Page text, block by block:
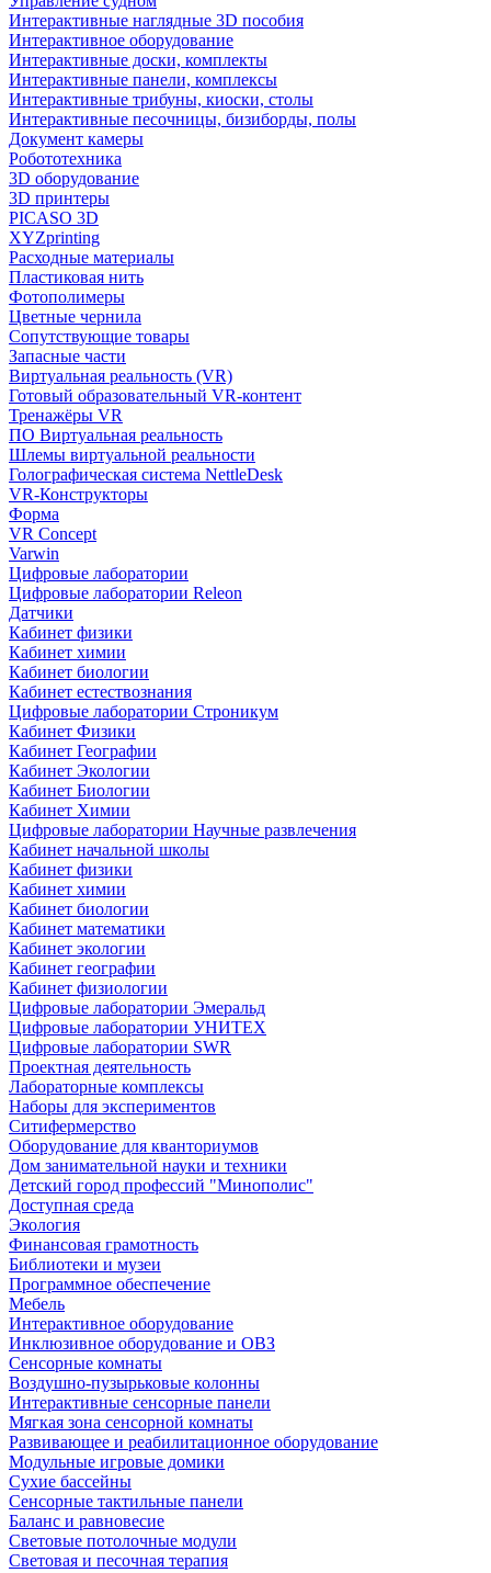
Интерактивные наглядные 3D пособия
Интерактивное оборудование
Интерактивные доски, комплекты
Интерактивные панели, комплексы
Интерактивные трибуны, киоски, столы
Интерактивные песочницы, бизиборды, полы
Документ камеры
Робототехника
3D оборудование
3D принтеры
PICASO 3D
XYZprinting
Расходные материалы
Пластиковая нить
Фотополимеры
Цветные чернила
Сопутствующие товары
Запасные части
Виртуальная реальность (VR)
Готовый образовательный VR-контент
Тренажёры VR
ПО Виртуальная реальность
Шлемы виртуальной реальности
Голографическая система NettleDesk
VR-Конструкторы
Форма
VR Concept
Varwin
Цифровые лаборатории
Цифровые лаборатории Releon
Датчики
Кабинет физики
Кабинет химии
Кабинет биологии
Кабинет естествознания
Цифровые лаборатории Строникум
Кабинет Физики
Кабинет Географии
Кабинет Экологии
Кабинет Биологии
Кабинет Химии
Цифровые лаборатории Научные развлечения
Кабинет начальной школы
Кабинет физики
Кабинет химии
Кабинет биологии
Кабинет математики
Кабинет экологии
Кабинет географии
Кабинет физиологии
Цифровые лаборатории Эмеральд
Цифровые лаборатории УНИТЕХ
Цифровые лаборатории SWR
Проектная деятельность
Лабораторные комплексы
Наборы для экспериментов
Ситифермерство
Оборудование для кванториумов
Дом занимательной науки и техники
Детский город профессий "Минополис"
Доступная среда
Экология
Финансовая грамотность
Библиотеки и музеи
Программное обеспечение
Мебель
Интерактивное оборудование
Инклюзивное оборудование и ОВЗ
Cенсорные комнаты
Воздушно-пузырьковые колонны
Интерактивные сенсорные панели
Мягкая зона сенсорной комнаты
Развивающее и реабилитационное оборудование
Модульные игровые домики
Сухие бассейны
Сенсорные тактильные панели
Баланс и равновесие
Световые потолочные модули
Световая и песочная терапия